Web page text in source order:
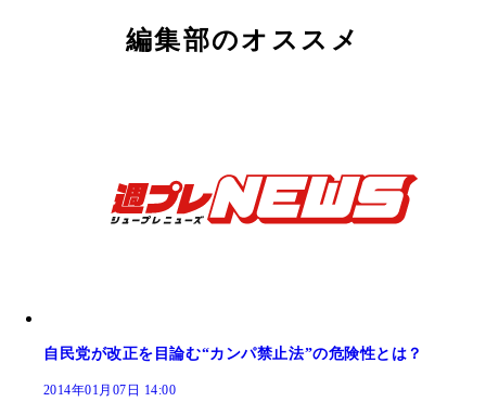
編集部のオススメ
自民党が改正を目論む“カンパ禁止法”の危険性とは？
2014年01月07日 14:00